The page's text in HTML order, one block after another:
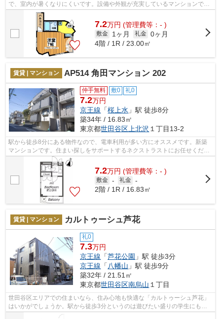
で、室内が暑くなりにくいです。設備や外観が充実しているマンションで
す。お友達を招待するのも恥ずかしくない...
7.2万円 (管理費等：- )
敷金 1ヶ月 礼金 0ヶ月
4階 / 1R / 23.00㎡
賃貸 | マンション AP514 角田マンション 202
仲手無料 敷0 礼0
7.2万円
京王線 「桜上水 」駅 徒歩8分
築34年 / 16.83㎡
東京都世田谷区 上北沢 １丁目13-2
駅から徒歩8分にある物件なので、電車利用が多い方にオススメです。新築
マンションです。住まい探しをサポートするネクストラストにお任せくださ
い！03-5562-3131まで希望条件をお申し...
7.2万円 (管理費等：- )
敷金 - 礼金 -
2階 / 1R / 16.83㎡
賃貸 | マンション カルトゥーシュ芦花
礼0
7.3万円
京王線 「芦花公園 」駅 徒歩3分
京王線 「 八幡山 」駅 徒歩9分
築32年 / 21.51㎡
東京都世田谷区南烏山 １丁目
世田谷区エリアでの住まいなら、住み心地も快適な「カルトゥーシュ芦花」
はいかがでしょうか。駅から徒歩3分というのは遊びたい盛りの学生にも魅
力的です。こちらの物件はマンションで...